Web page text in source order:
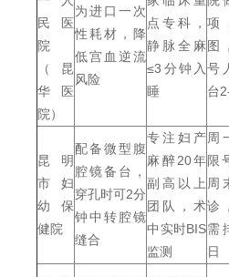
民医
院
（昆
华医
院）
为进口一次
性耗材，降
低宫血逆流
风险
点专科，
静脉全麻
≤3分钟入
睡
项
图
号
台
昆明
市妇
幼保
健院
配备微型腹
腔镜备台，
穿孔时可2分
钟中转腔镜
缝合
专注妇产
麻醉20年
副高以上
团队，术
中实时BIS
监测
周
限
周
诊
需
日